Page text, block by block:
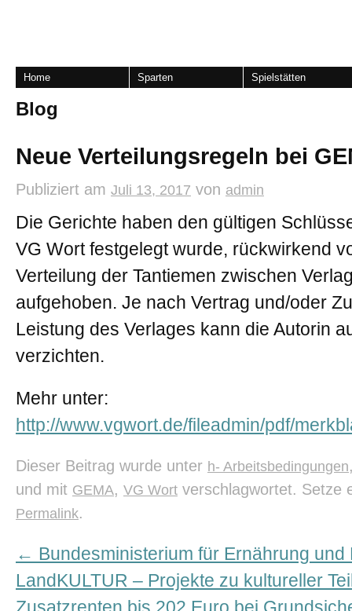
Home Sparten Spielstätten
Blog
Neue Verteilungsregeln bei
Publiziert am Juli 13, 2017 von admin
Die Gerichte haben den gültigen
VG Wort festgelegt wurde, rückwirkend
Verteilung der Tantiemen zwischen
aufgehoben. Je nach Vertrag und/oder
Leistung des Verlages kann die Autorin
verzichten.
Mehr unter:
http://www.vgwort.de/fileadmin/pdf/
Dieser Beitrag wurde unter h- Arbeitsbedingungen
und mit GEMA, VG Wort verschlagwortet. Setze
Permalink.
← Bundesministerium für Ernährung und
LandKULTUR – Projekte zu kultureller